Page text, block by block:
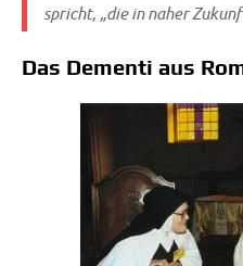
spricht, „die in naher
Das Dementi aus